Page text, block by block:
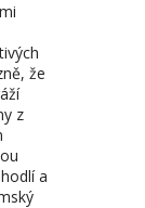
že
z
a